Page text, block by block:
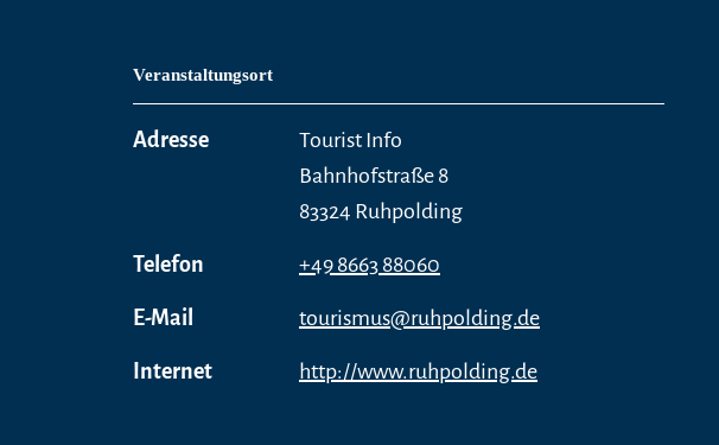
Veranstaltungsort
Adresse
Tourist Info
Bahnhofstraße 8
83324 Ruhpolding
Telefon +49 8663 88060
E-Mail tourismus@ruhpolding.de
Internet http://www.ruhpolding.de